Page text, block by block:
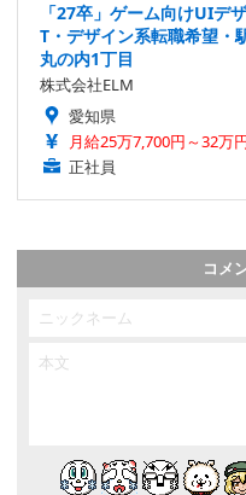
「27卒」ゲーム向けUIデ
T・デザイン系転職希望・
丸の内1丁目
株式会社ELM
愛知県
月給25万7,700円～32万
正社員
コメ